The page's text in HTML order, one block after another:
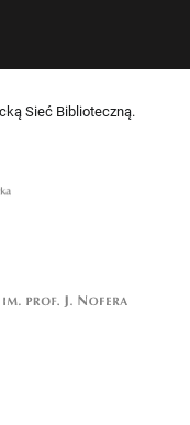
Sieć Biblioteczną.